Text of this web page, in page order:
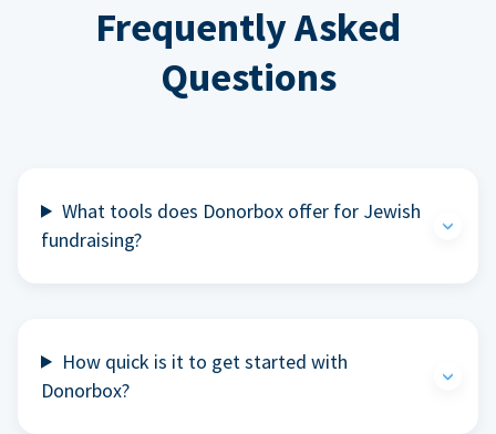
Frequently Asked
Questions
What tools does Donorbox offer for Jewish
fundraising?
How quick is it to get started with
Donorbox?